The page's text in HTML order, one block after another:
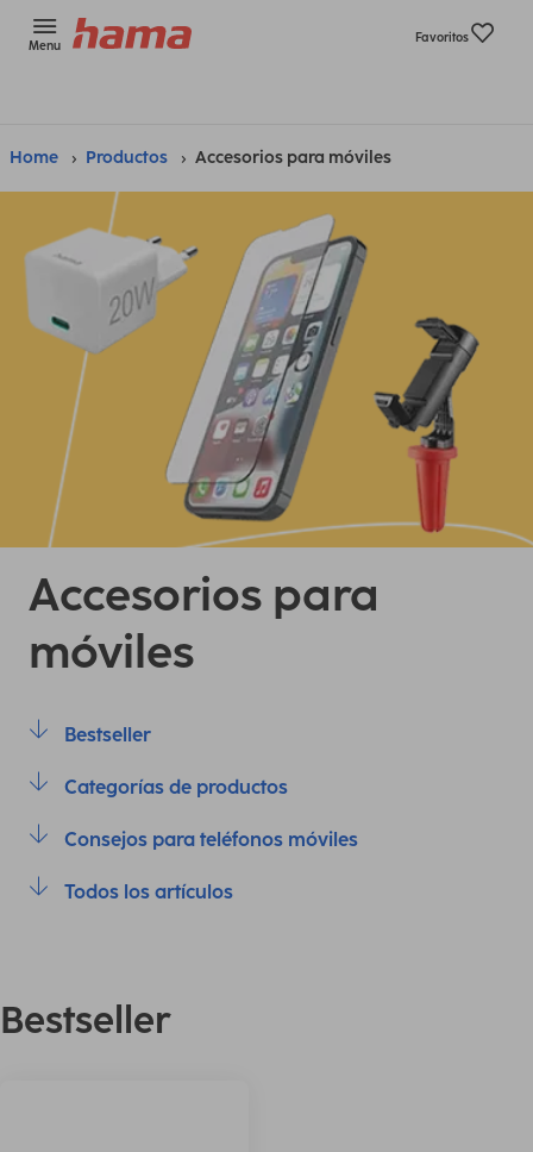
Menu
Favoritos
Home Productos Accesorios para móviles
Accesorios para
móviles
Bestseller
Categorías de productos
Consejos para teléfonos móviles
Todos los artículos
Bestseller